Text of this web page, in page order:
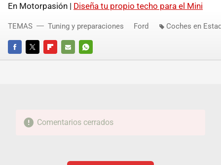
En Motorpasión | Diseña tu propio techo para el Mini
FACEBOOKTWITTERFLIPBOARD
E-
WHATSAPP
TEMAS Tuning y preparaciones Ford Coches en
Comentarios cerrados